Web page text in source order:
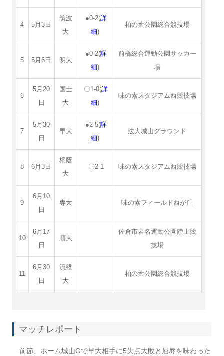
4 5月3日
筑波
大
●0-2(詳
細 )
柏の葉公園総合競技場
5 5月6日 明大
●0-2(詳
細 )
前橋総合運動公園サッカー
場
6
5月20
日
国士
大
〇1-0(詳
細 )
味の素スタジアム西競技場
7
5月30
日
早大
●2-5(詳
細 )
法大城山グラウンド
8 6月3日
桐蔭
大
〇2-1 味の素スタジアム西競技場
9
6月10
日
専大 味の素フィールド西が丘
10
6月17
日
順大
佐倉市岩名運動公園陸上競
技場
11
6月30
日
流経
大
柏の葉公園総合競技場
マッチレポート
前節、ホーム城山Gで早大相手に5失点大敗と屈辱を味わった